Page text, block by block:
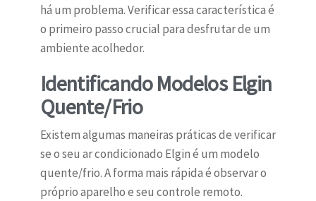
há um problema. Verificar essa característica é
o primeiro passo crucial para desfrutar de um
ambiente acolhedor.
Identificando Modelos Elgin
Quente/Frio
Existem algumas maneiras práticas de verificar
se o seu ar condicionado Elgin é um modelo
quente/frio. A forma mais rápida é observar o
próprio aparelho e seu controle remoto.